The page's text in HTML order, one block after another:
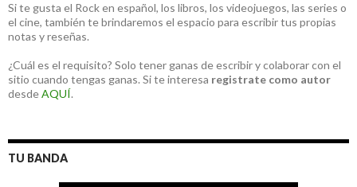
Si te gusta el Rock en español, los libros, los videojuegos, las series o
el cine, también te brindaremos el espacio para escribir tus propias
notas y reseñas.
¿Cuál es el requisito? Solo tener ganas de escribir y colaborar con el
sitio cuando tengas ganas. Si te interesa registrate como autor
desdeAQUÍ.
TU BANDA